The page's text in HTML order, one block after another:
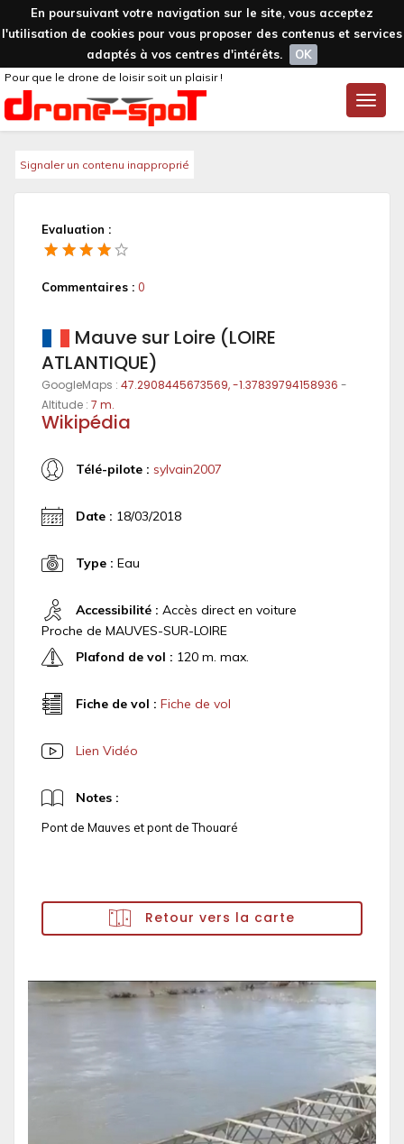
En poursuivant votre navigation sur le site, vous acceptez
l'utilisation de cookies pour vous proposer des contenus et services
adaptés à vos centres d'intérêts.
OK
Toggle
Pour que le drone de loisir soit un plaisir !
Signaler un contenu inapproprié
Evaluation :
Commentaires : 0
Mauve sur Loire (LOIRE
ATLANTIQUE)
GoogleMaps : 47.2908445673569, -1.37839794158936 -
Altitude : 7 m.
Wikipédia
Télé-pilote : sylvain2007
Date : 18/03/2018
Type : Eau
Accessibilité : Accès direct en voiture
Proche de MAUVES-SUR-LOIRE
Plafond de vol : 120 m. max.
Fiche de vol : Fiche de vol
Lien Vidéo
Notes :
Pont de Mauves et pont de Thouaré
Retour vers la carte